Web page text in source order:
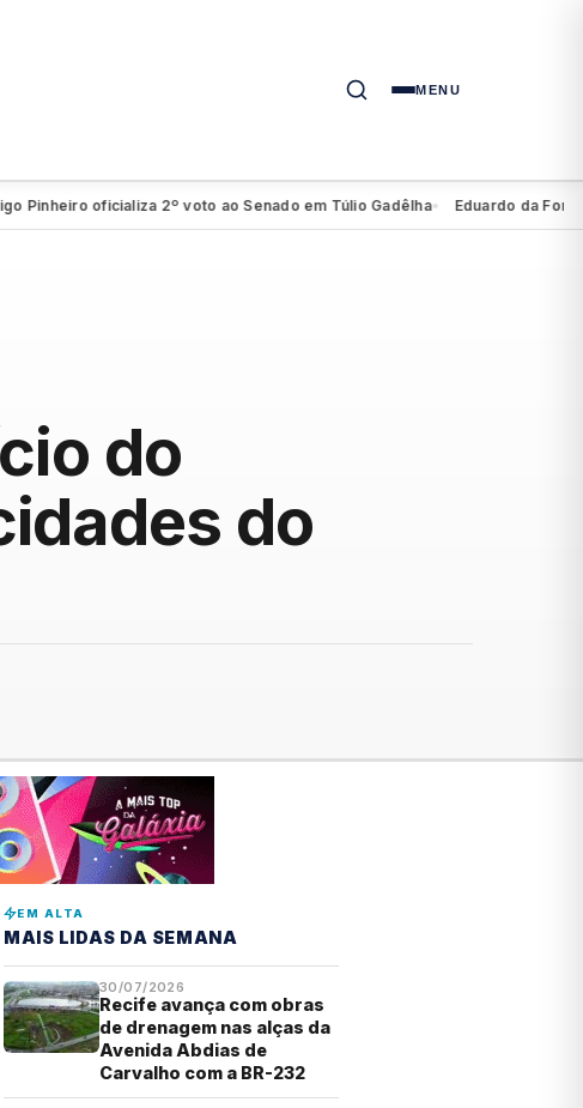
MENU
oficializa 2º voto ao Senado em Túlio Gadêlha● Eduardo da Fonte
do
do
EM ALTA
MAIS LIDAS DA SEMANA
30/07/2026
Recife avança com obras
de drenagem nas alças da
Avenida Abdias de
Carvalho com a BR-232